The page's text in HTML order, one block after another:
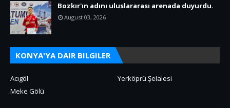
Bozkır'ın adını uluslararası arenada duyurdu.
August 03, 2026
KONYA'YA DAIR BILGILER
Acıgöl
Yerköprü Şelalesi
Meke Gölü